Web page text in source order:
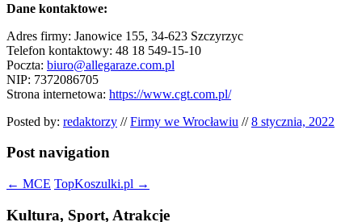
Dane kontaktowe:
Adres firmy: Janowice 155, 34-623 Szczyrzyc
Telefon kontaktowy: 48 18 549-15-10
Poczta: biuro@allegaraze.com.pl
NIP: 7372086705
Strona internetowa: https://www.cgt.com.pl/
Posted by: redaktorzy // Firmy we Wrocławiu // 8 stycznia, 2022
Post navigation
← MCE TopKoszulki.pl →
Kultura, Sport, Atrakcje